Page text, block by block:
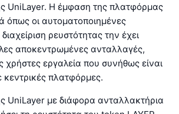
UniLayer. Η έμφαση της πλατφόρμας
όπως οι αυτοματοποιημένες
ρευστότητας την έχει
αποκεντρωμένες ανταλλαγές,
χρήστες εργαλεία που συνήθως είναι
κεντρικές πλατφόρμες.
UniLayer με διάφορα ανταλλακτήρια